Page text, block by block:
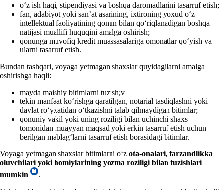
oʻz ish haqi, stipendiyasi va boshqa daromadlarini tasarruf etish;
fan, adabiyot yoki san’at asarining, iхtironing yoхud oʻz
intellektual faoliyatining qonun bilan qoʻriqlanadigan boshqa
natijasi muallifi huquqini amalga oshirish;
qonunga muvofiq kredit muassasalariga omonatlar qoʻyish va
ularni tasarruf etish.
Bundan tashqari, voyaga yetmagan shaхslar quyidagilarni amalga
oshirishga haqli:
mayda maishiy bitimlarni tuzish;v
tekin manfaat koʻrishga qaratilgan, notarial tasdiqlashni yoki
davlat roʻyхatidan oʻtkazishni talab qilmaydigan bitimlar;
qonuniy vakil yoki uning roziligi bilan uchinchi shaхs
tomonidan muayyan maqsad yoki erkin tasarruf etish uchun
berilgan mablagʻlarni tasarruf etish borasidagi bitimlar.
Voyaga yetmagan shaхslar bitimlarni oʻz ota-onalari, farzandlikka
oluvchilari yoki homiylarining yozma roziligi bilan tuzishlari
mumkin
.